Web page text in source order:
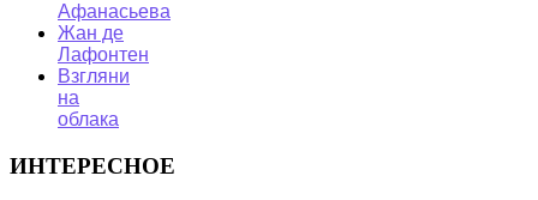
Афанасьева
Жан де
Лафонтен
Взгляни
на
облака
ИНТЕРЕСНОЕ